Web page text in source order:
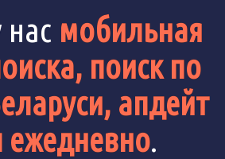
мобильная
поиск по
апдейт
ежедневно.